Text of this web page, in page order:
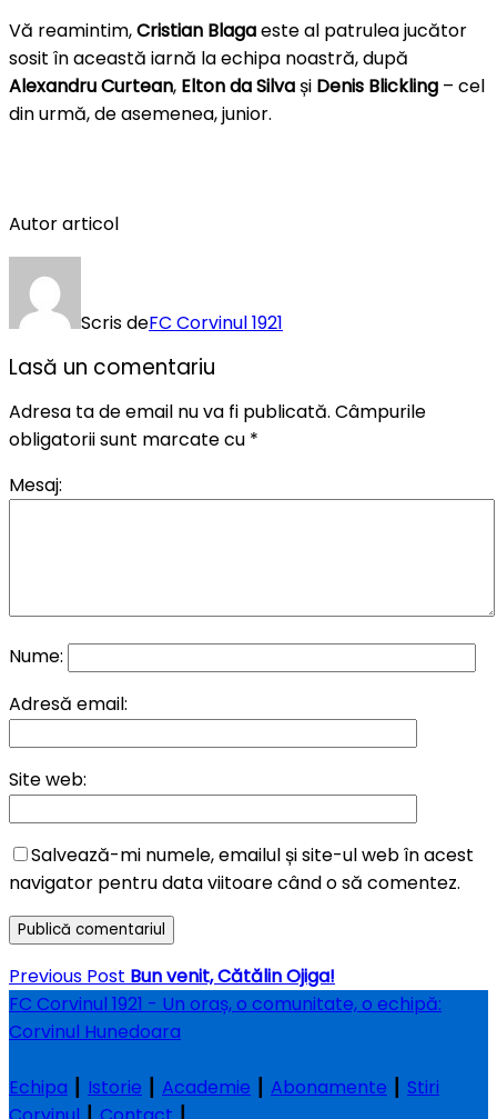
Vă reamintim,Cristian Blagaeste al patrulea jucător
sosit în această iarnă la echipa noastră, după
Alexandru Curtean, Elton da Silvași Denis Blickling – cel
din urmă, de asemenea, junior.
Autor articol
Scris deFC Corvinul 1921
Lasă un comentariu
Adresa ta de email nu va fi publicată. Câmpurile
obligatorii sunt marcate cu *
Mesaj:
Nume:
Adresă email:
Site web:
Salvează-mi numele, emailul și site-ul web în acest
navigator pentru data viitoare când o să comentez.
Navigare
în
articole
Previous
Post
Previous Post Bun venit, Cătălin Ojiga!
FC Corvinul 1921 - Un oraș, o comunitate, o echipă:
Corvinul Hunedoara
Echipa Istorie Academie Abonamente
Stiri